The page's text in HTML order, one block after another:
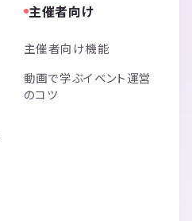
主催者向け
主催者向け機能
動画で学ぶイベント運営
のコツ